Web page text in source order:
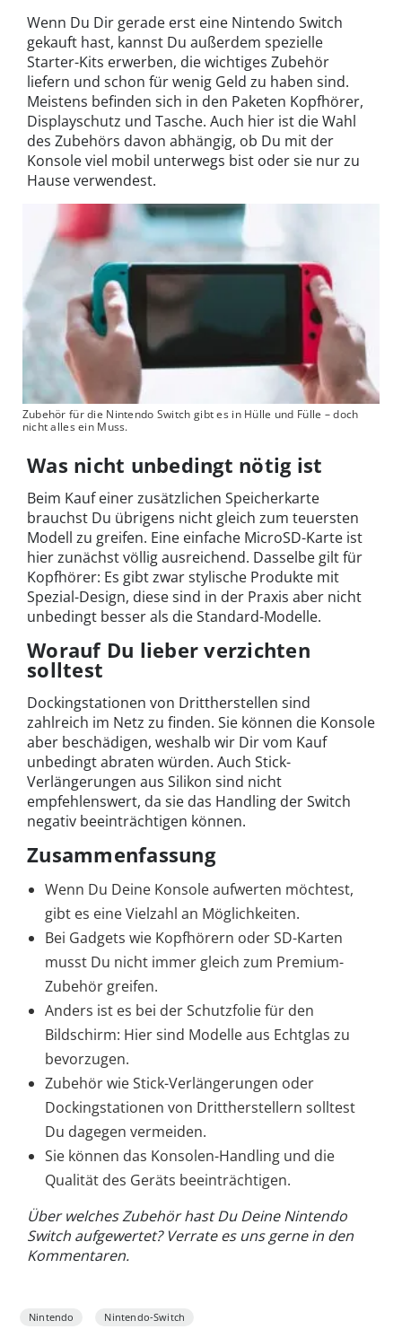
Wenn Du Dir gerade erst eine Nintendo Switch
gekauft hast, kannst Du außerdem spezielle
Starter-Kits erwerben, die wichtiges Zubehör
liefern und schon für wenig Geld zu haben sind.
Meistens befinden sich in den Paketen Kopfhörer,
Displayschutz und Tasche. Auch hier ist die Wahl
des Zubehörs davon abhängig, ob Du mit der
Konsole viel mobil unterwegs bist oder sie nur zu
Hause verwendest.
Zubehör für die Nintendo Switch gibt es in Hülle und Fülle – doch
nicht alles ein Muss.
Was nicht unbedingt nötig ist
Beim Kauf einer zusätzlichen Speicherkarte
brauchst Du übrigens nicht gleich zum teuersten
Modell zu greifen. Eine einfache MicroSD-Karte ist
hier zunächst völlig ausreichend. Dasselbe gilt für
Kopfhörer: Es gibt zwar stylische Produkte mit
Spezial-Design, diese sind in der Praxis aber nicht
unbedingt besser als die Standard-Modelle.
Worauf Du lieber verzichten
solltest
Dockingstationen von Drittherstellen sind
zahlreich im Netz zu finden. Sie können die Konsole
aber beschädigen, weshalb wir Dir vom Kauf
unbedingt abraten würden. Auch Stick-
Verlängerungen aus Silikon sind nicht
empfehlenswert, da sie das Handling der Switch
negativ beeinträchtigen können.
Zusammenfassung
Wenn Du Deine Konsole aufwerten möchtest,
gibt es eine Vielzahl an Möglichkeiten.
Bei Gadgets wie Kopfhörern oder SD-Karten
musst Du nicht immer gleich zum Premium-
Zubehör greifen.
Anders ist es bei der Schutzfolie für den
Bildschirm: Hier sind Modelle aus Echtglas zu
bevorzugen.
Zubehör wie Stick-Verlängerungen oder
Dockingstationen von Drittherstellern solltest
Du dagegen vermeiden.
Sie können das Konsolen-Handling und die
Qualität des Geräts beeinträchtigen.
Über welches Zubehör hast Du Deine Nintendo
Switch aufgewertet? Verrate es uns gerne in den
Kommentaren.
Nintendo Nintendo-Switch